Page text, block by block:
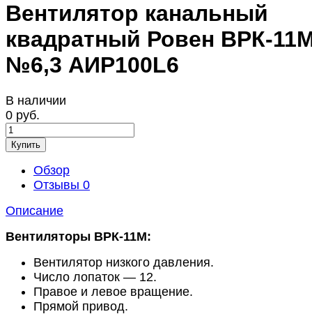
Вентилятор канальный
квадратный Ровен ВРК-
№6,3 АИР100L6
В наличии
0 руб.
Купить
Обзор
Отзывы 0
Описание
Вентиляторы ВРК-11М:
Вентилятор низкого давления.
Число лопаток — 12.
Правое и левое вращение.
Прямой привод.